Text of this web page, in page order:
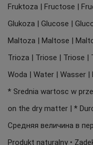
Fruktoza | Fructose |
Glukoza | Glucose |
Maltoza | Maltose |
Trioza | Triose | Triose |
Woda | Water | Wasser |
* Srednia wartosc w
on the dry matter | *
Средняя величина в
Produkt naturalny •